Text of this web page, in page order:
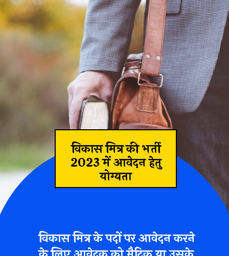
विकास मित्र की भर्ती
2023 में आवेदन हेतु
योग्यता
विकास मित्र के पदों पर आवेदन करने